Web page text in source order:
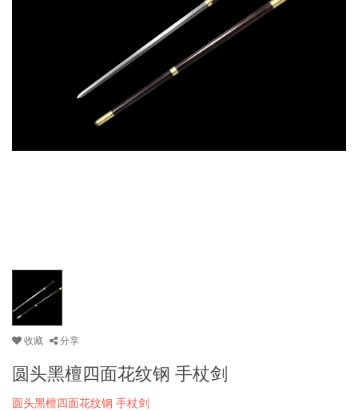
收藏 分享
圆头黑檀四面花纹钢 手杖剑
圆头黑檀四面花纹钢 手杖剑